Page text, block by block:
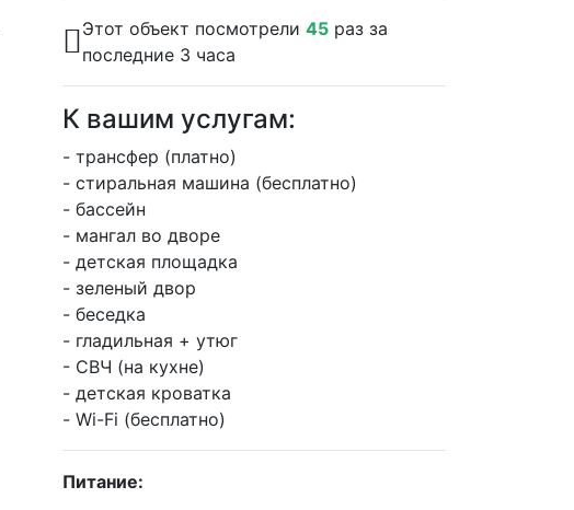
Этот объект посмотрели 45 раз за
последние 3 часа
К вашим услугам:
- трансфер (платно)
- стиральная машина (бесплатно)
- бассейн
- мангал во дворе
- детская площадка
- зеленый двор
- беседка
- гладильная + утюг
- СВЧ (на кухне)
- детская кроватка
- Wi-Fi (бесплатно)
Питание: